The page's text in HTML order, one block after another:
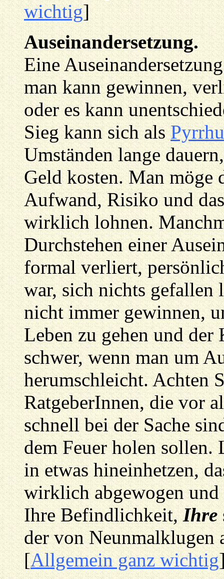
wichtig]
Auseinandersetzung.
Eine
man kann gewinnen,
oder es kann
Sieg kann sich als
Umständen lange
Geld kosten. Man möge
Aufwand, Risiko und
wirklich lohnen.
Durchstehen einer
formal verliert,
war, sich nichts gefallen
nicht immer gewinnen,
Leben zu gehen und
schwer, wenn man um
herumschleicht. Achten
RatgeberInnen, die vor
schnell bei der Sache
dem Feuer holen sollen.
in etwas hineinhetzen,
wirklich abgewogen
Ihre Befindlichkeit,Ihre
der von Neunmalklugen
[Allgemein ganz wichtig